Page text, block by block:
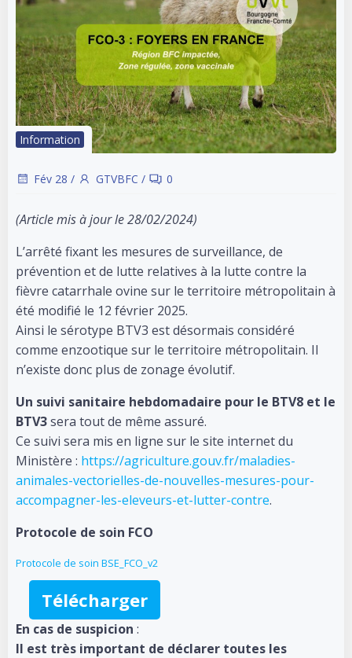
Information
Fév 28 / GTVBFC / 0
(Article mis à jour le 28/02/2024)
L’arrêté fixant les mesures de surveillance, de
prévention et de lutte relatives à la lutte contre la
fièvre catarrhale ovine sur le territoire métropolitain à
été modifié le 12 février 2025.
Ainsi le sérotype BTV3 est désormais considéré
comme enzootique sur le territoire métropolitain. Il
n’existe donc plus de zonage évolutif.
Un suivi sanitaire hebdomadaire pour le BTV8 et le
BTV3sera tout de même assuré.
Ce suivi sera mis en ligne sur le site internet du
Ministère : https://agriculture.gouv.fr/maladies-
animales-vectorielles-de-nouvelles-mesures-pour-
accompagner-les-eleveurs-et-lutter-contre.
Protocole de soin FCO
Protocole de soin BSE_FCO_v2
Télécharger
En cas de suspicion :
Il est très important de déclarer toutes les